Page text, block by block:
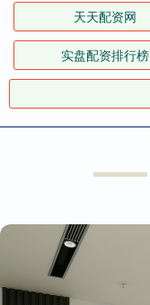
天天配资网
实盘配资排行榜